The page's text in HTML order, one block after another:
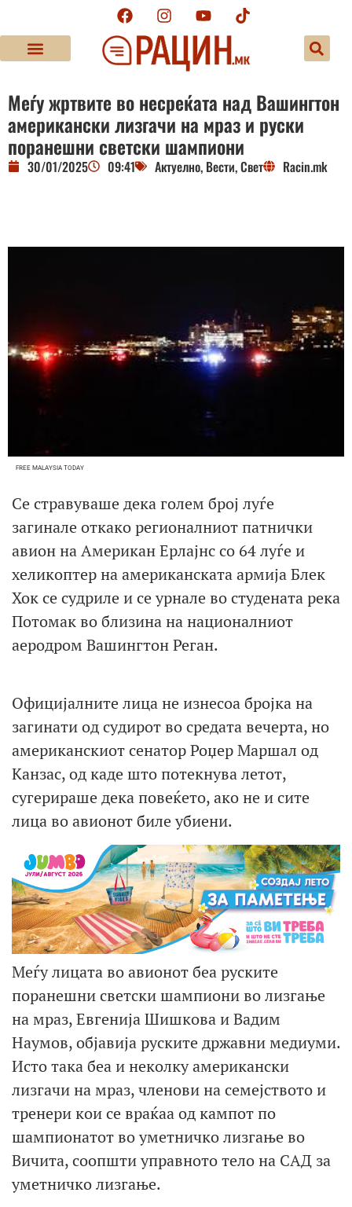
Меѓу жртвите во несреќата над Вашингтон
американски лизгачи на мраз и руски
поранешни светски шампиони
30/01/2025 09:41 Актуелно, Вести,Свет Racin.mk
FREE MALAYSIA TODAY
Се стравуваше дека голем број луѓе
загинале откако регионалниот патнички
авион на Американ Ерлајнс со 64 луѓе и
хеликоптер на американската армија Блек
Хок се судриле и се урнале во студената река
Потомак во близина на националниот
аеродром Вашингтон Реган.
Официјалните лица не изнесоа бројка на
загинати од судирот во средата вечерта, но
американскиот сенатор Роџер Маршал од
Канзас, од каде што потекнува летот,
сугерираше дека повеќето, ако не и сите
лица во авионот биле убиени.
Меѓу лицата во авионот беа руските
поранешни светски шампиони во лизгање
на мраз, Евгенија Шишкова и Вадим
Наумов, објавија руските државни медиуми.
Исто така беа и неколку американски
лизгачи на мраз, членови на семејството и
тренери кои се враќаа од кампот по
шампионатот во уметничко лизгање во
Вичита, соопшти управното тело на САД за
уметничко лизгање.